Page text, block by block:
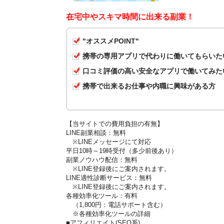
在宅中やスキマ時間に出来る副業！
"オススメPOINT"
携帯の専用アプリで代わりに働いてもらいた
口コミ評価の高い安全なアプリで働いてみた
携帯で出来るお仕事や内職に興味がある方
【当サイトでの費用負担の有無】
LINE副業相談：無料
※LINEメッセージにて対応
平日10時～19時受付（多少前後あり）
副業ノウハウ配信：無料
※LINE登録後にご案内されます。
LINE適性診断サービス：無料
※LINE登録後にご案内されます。
各種効率化ツール：有料
（1,800円：電話サポート含む）
※各種効率化ツールの詳細